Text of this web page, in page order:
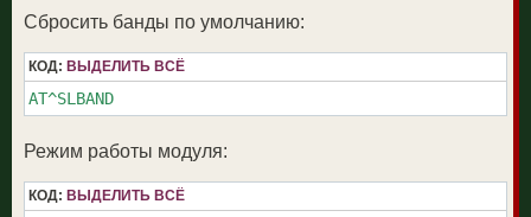
Сбросить банды по умолчанию:
КОД: ВЫДЕЛИТЬ ВСЁ
AT^SLBAND
Режим работы модуля:
КОД: ВЫДЕЛИТЬ ВСЁ